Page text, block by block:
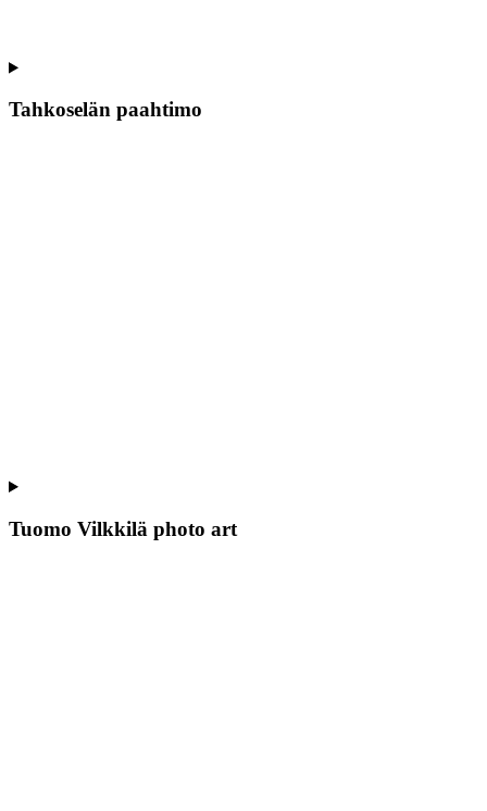
Tahkoselän paahtimo
Tuomo Vilkkilä photo art